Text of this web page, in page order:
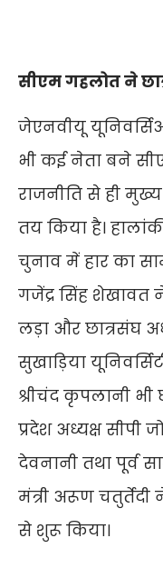
सीएम गहलोत ने
जेएनवीयू
भी कई नेता बने
राजनीति से ही
तय किया है।
चुनाव में हार का
गजेंद्र सिंह शेखावत
लड़ा और छात्रसंघ
सुखाड़िया
श्रीचंद कृपलानी भी
प्रदेश अध्यक्ष सीपी
देवनानी तथा पूर्व
मंत्री अरूण चतुर्तेदी
से शुरू किया।